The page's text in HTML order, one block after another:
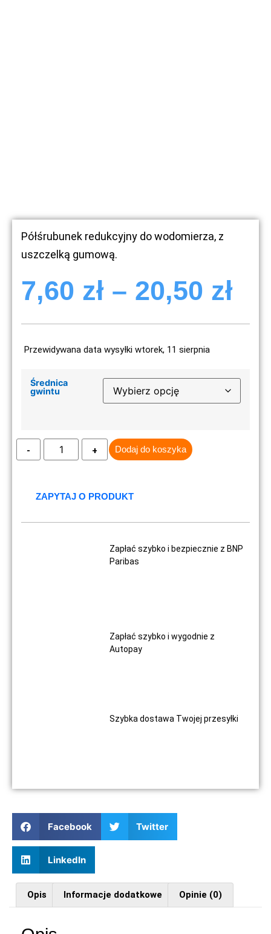
Facebook Twitter
LinkedIn
Półśrubunek redukcyjny do wodomierza, z
uszczelką gumową.
7,60 zł – 20,50 zł
Przewidywana data wysyłki wtorek, 11 sierpnia
Średnica
gwintu
Dodaj do koszyka
ZAPYTAJ O PRODUKT
Zapłać szybko i bezpiecznie z BNP
Paribas
Zapłać szybko i wygodnie z
Autopay
Szybka dostawa Twojej przesyłki
Opis Informacje dodatkowe Opinie (0)